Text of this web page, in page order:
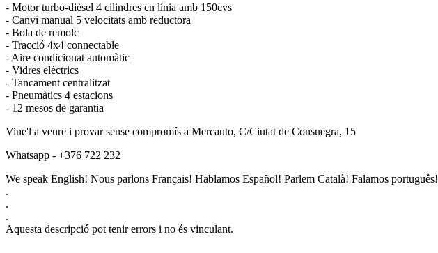
- Motor turbo-dièsel 4 cilindres en línia amb 150cvs
- Canvi manual 5 velocitats amb reductora
- Bola de remolc
- Tracció 4x4 connectable
- Aire condicionat automàtic
- Vidres elèctrics
- Tancament centralitzat
- Pneumàtics 4 estacions
- 12 mesos de garantia
Vine'l a veure i provar sense compromís a Mercauto, C/Ciutat de Consuegra, 15
Whatsapp - +376 722 232
We speak English! Nous parlons Français! Hablamos Español! Parlem Català! Falamos português!
.
.
.
Aquesta descripció pot tenir errors i no és vinculant.